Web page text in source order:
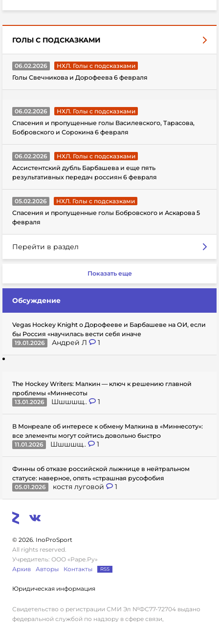
ГОЛЫ С ПОДСКАЗКАМИ
06.02.2026
НХЛ. Голы с подсказками
Голы Свечникова и Дорофеева 6 февраля
06.02.2026
НХЛ. Голы с подсказками
Спасения и пропущенные голы Василевского, Тарасова,
Бобровского и Сорокина 6 февраля
06.02.2026
НХЛ. Голы с подсказками
Ассистентский дубль Барбашева и еще пять
результативных передач россиян 6 февраля
05.02.2026
НХЛ. Голы с подсказками
Спасения и пропущенные голы Бобровского и Аскарова 5
февраля
Перейти в раздел
Показать еще
Обсуждение
Vegas Hockey Knight о Дорофееве и Барбашеве на ОИ, если
бы Россия «научилась вести себя иначе
19.01.2026
Андрей Л 1
The Hockey Writers: Малкин — ключ к решению главной
проблемы «Миннесоты
13.01.2026
Шшшшщ.. 1
В Монреале об интересе к обмену Малкина в «Миннесоту»:
все элементы могут сойтись довольно быстро
11.01.2026
Шшшшщ.. 1
Финны об отказе российской лыжнице в нейтральном
статусе: наверное, опять «страшная русофобия
05.01.2026
костя луговой 1
© 2026. InoProSport
All rights reserved.
Учредитель: ООО «Раре.Ру»
Архив
Авторы Контакты RSS
Юридическая информация
Свидетельство о регистрации СМИ Эл №ФС77-72704 выдано
федеральной службой по надзору в сфере связи,